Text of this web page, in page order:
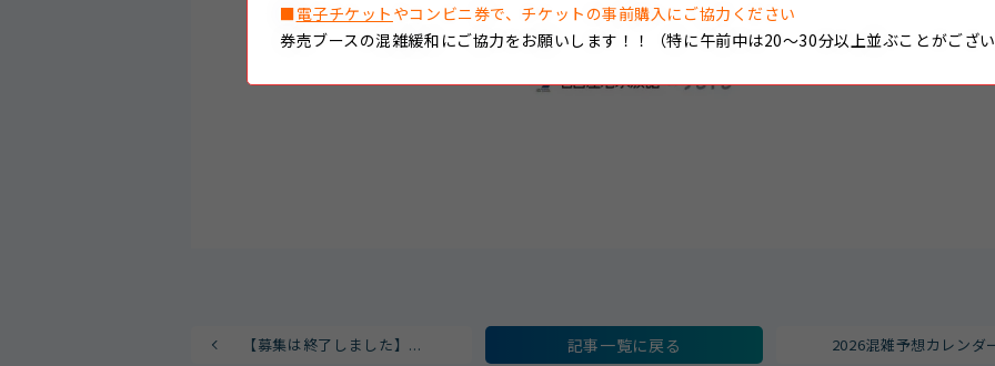
【募集は終了しました】... 記事一覧に戻る 2026混雑予想カレンダ
■電子チケット やコンビニ券で、チケットの事前購入にご協力ください
券売ブースの混雑緩和にご協力をお願いします！！（特に午前中は20～30分以上並ぶことがござ